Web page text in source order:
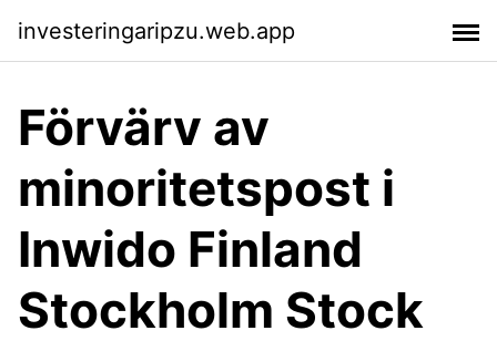
investeringaripzu.web.app
Förvärv av
minoritetspost i
Inwido Finland
Stockholm Stock